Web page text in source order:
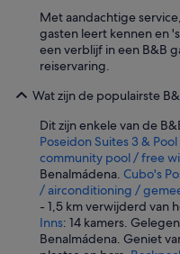
Met aandachtige
gasten leert kennen en
een verblijf in een B&B
reiservaring.
Wat zijn de populairste
Dit zijn enkele van de
Poseidon Suites 3 &
community pool / free
Benalmádena. Cubo's
/ airconditioning /
- 1,5 km verwijderd van
Inns: 14 kamers.
Benalmádena. Geniet